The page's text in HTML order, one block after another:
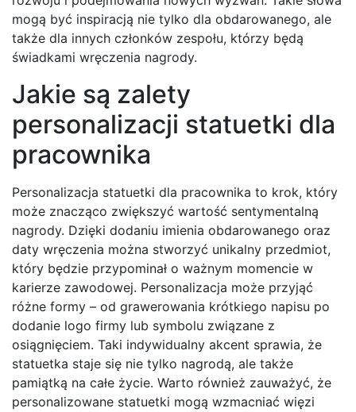
mogą być inspiracją nie tylko dla obdarowanego, ale
także dla innych członków zespołu, którzy będą
świadkami wręczenia nagrody.
Jakie są zalety
personalizacji statuetki dla
pracownika
Personalizacja statuetki dla pracownika to krok, który
może znacząco zwiększyć wartość sentymentalną
nagrody. Dzięki dodaniu imienia obdarowanego oraz
daty wręczenia można stworzyć unikalny przedmiot,
który będzie przypominał o ważnym momencie w
karierze zawodowej. Personalizacja może przyjąć
różne formy – od grawerowania krótkiego napisu po
dodanie logo firmy lub symbolu związane z
osiągnięciem. Taki indywidualny akcent sprawia, że
statuetka staje się nie tylko nagrodą, ale także
pamiątką na całe życie. Warto również zauważyć, że
personalizowane statuetki mogą wzmacniać więzi